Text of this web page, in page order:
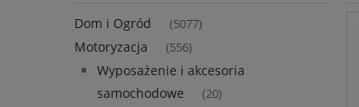
Dom i Ogród (5077)
Motoryzacja (556)
Wyposażenie i akcesoria
samochodowe
(20)